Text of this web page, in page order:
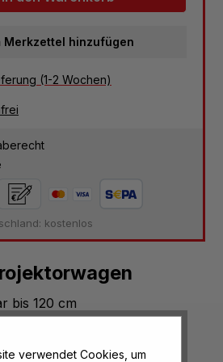
Merkzettel hinzufügen
(1-2 Wochen)
kostenlos
bis 120 cm
verwendet Cookies, um